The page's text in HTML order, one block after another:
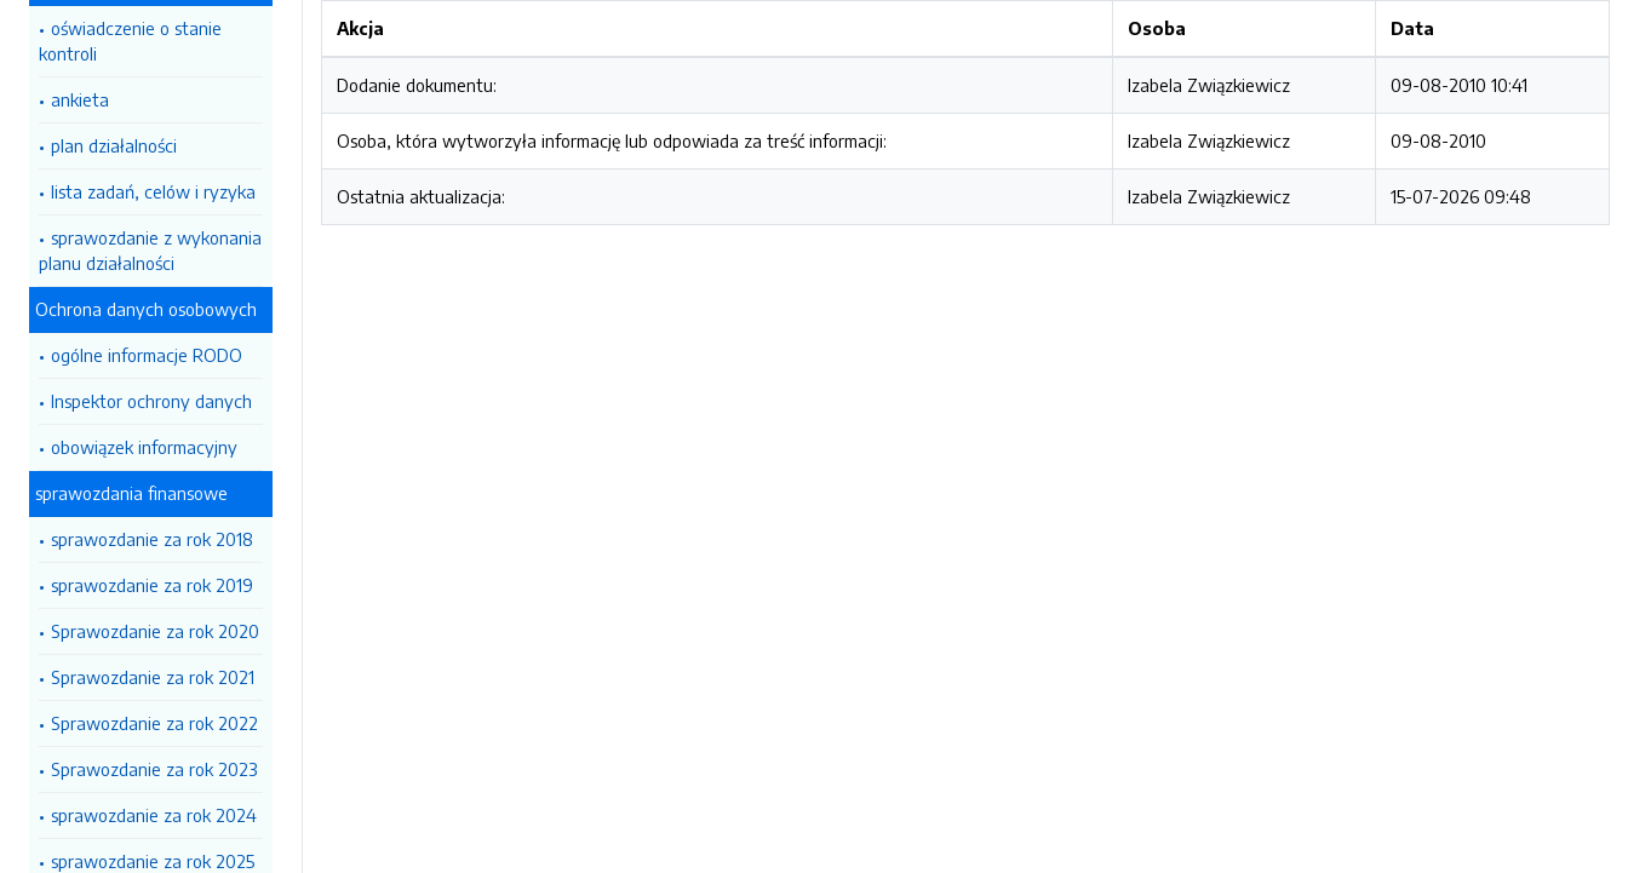
oświadczenie o stanie
kontroli
ankieta
plan działalności
lista zadań, celów i ryzyka
sprawozdanie z wykonania
planu działalności
Ochrona danych osobowych
ogólne informacje RODO
Inspektor ochrony danych
obowiązek informacyjny
sprawozdania finansowe
sprawozdanie za rok 2018
sprawozdanie za rok 2019
Sprawozdanie za rok 2020
Sprawozdanie za rok 2021
Sprawozdanie za rok 2022
Sprawozdanie za rok 2023
sprawozdanie za rok 2024
sprawozdanie za rok 2025
Akcja Osoba Data
Dodanie dokumentu: Izabela Związkiewicz 09-08-2010 10:41
Osoba, która wytworzyła informację lub odpowiada za treść informacji: Izabela Związkiewicz 09-08-2010
Ostatnia aktualizacja: Izabela Związkiewicz 15-07-2026 09:48